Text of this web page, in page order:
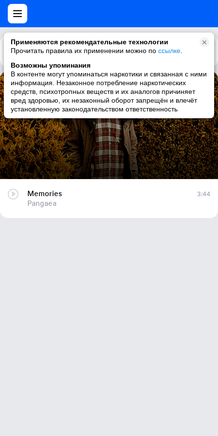
Применяются рекомендательные технологии
Прочитать правила их применении можно по ссылке
Возможны упоминания
В контенте могут упоминаться наркотики и связанная с ними
информация. Незаконное потребление наркотических
средств, психотропных веществ и их аналогов причиняет
вред здоровью, их незаконный оборот запрещён и влечёт
установленную законодательством ответственность
Каталог Рекомендации
Memories
Pangaea
Memories
Pangaea
3:44